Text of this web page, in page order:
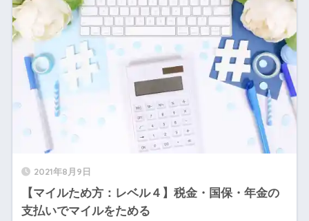
2021年8月9日
【マイルため方：レベル４】税金・国保・年金の
支払いでマイルをためる